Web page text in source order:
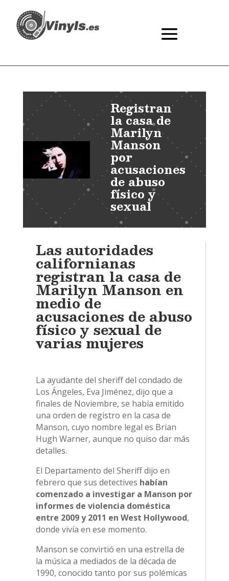
Registran
la casa de
Marilyn
Manson
por
acusaciones
de abuso
físico y
sexual
Las autoridades
californianas
registran la casa de
Marilyn Manson en
medio de
acusaciones de abuso
físico y sexual de
varias mujeres
La ayudante del sheriff del condado de
Los Ángeles, Eva Jiménez, dijo que a
finales de Noviembre, se había emitido
una orden de registro en la casa de
Manson, cuyo nombre legal es Brian
Hugh Warner, aunque no quiso dar más
detalles.
El Departamento del Sheriff dijo en
febrero que sus detectives habían
comenzado a investigar a Manson por
informes de violencia doméstica
entre 2009 y 2011 en West Hollywood,
donde vivía en ese momento.
Manson se convirtió en una estrella de
la música a mediados de la década de
1990, conocido tanto por sus polémicas